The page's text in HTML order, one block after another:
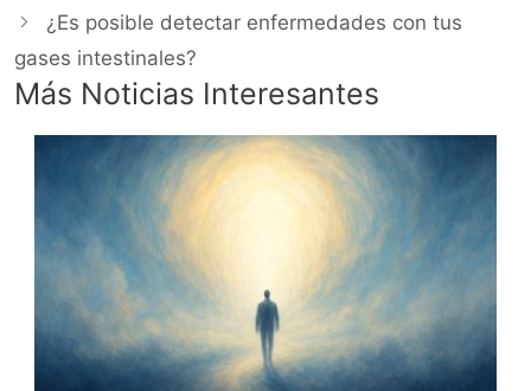
¿Es posible detectar enfermedades con tus
gases intestinales?
Más Noticias Interesantes